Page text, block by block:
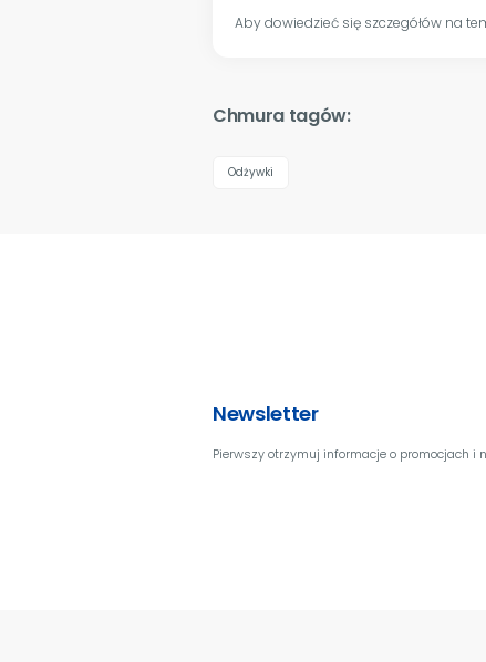
Aby dowiedzieć się szczegółów na
Chmura tagów:
Odżywki
Newsletter
Pierwszy otrzymuj informacje o promocjach i